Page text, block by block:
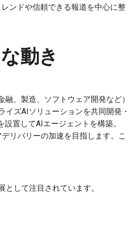
ンドや信頼できる報道を中心に整
動き
、製造、ソフトウェア開発など）
イズAIソリューションを共同開発・
置してAIエージェントを構築。
リバリーの加速を目指します。こ
して注目されています。